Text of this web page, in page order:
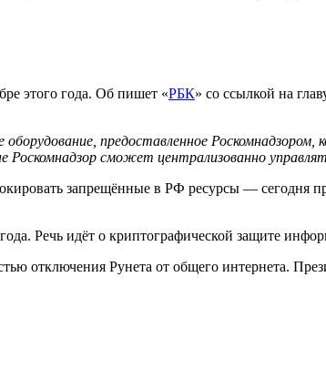
этого года. Об пишет «РБК» со ссылкой на
предоставленное
Роскомнадзор сможет централизованно
запрещённые в РФ ресурсы — сегодня
Речь идёт о криптографической защите
отключения Рунета от общего интернета.